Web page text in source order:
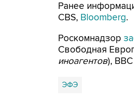
Ранее
CBS, Bloomberg.
Роскомнадзор
Свободная
иноагентов),
ЭФЭ